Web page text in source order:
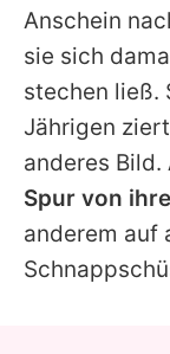
Anschein
sie sich
stechen ließ.
Jährigen ziert
anderes Bild.
Spur von
anderem auf